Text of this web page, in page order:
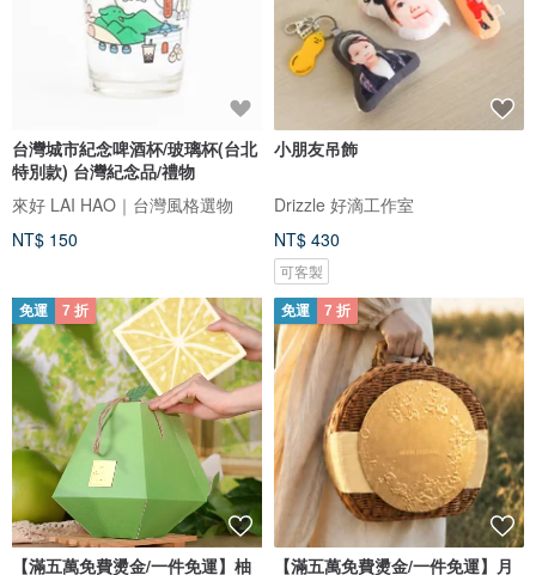
台灣城市紀念啤酒杯/玻璃杯(台北
特別款) 台灣紀念品/禮物
來好 LAI HAO｜台灣風格選物
NT$ 150
小朋友吊飾
Drizzle 好滴工作室
NT$ 430
可客製
免運 7 折
【滿五萬免費燙金/一件免運】柚
免運 7 折
【滿五萬免費燙金/一件免運】月